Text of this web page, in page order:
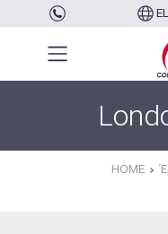
EL
HOME